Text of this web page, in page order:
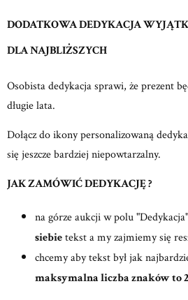
DODATKOWA DEDYKACJA
DLA NAJBLIŻSZYCH
Osobista dedykacja sprawi, że prezent
długie lata.
Dołącz do ikony personalizowaną
się jeszcze bardziej niepowtarzalny.
JAK ZAMÓWIĆ DEDYKACJĘ ?
na górze aukcji w polu
siebietekst a my zajmiemy się
chcemy aby tekst był jak
maksymalna liczba znaków to